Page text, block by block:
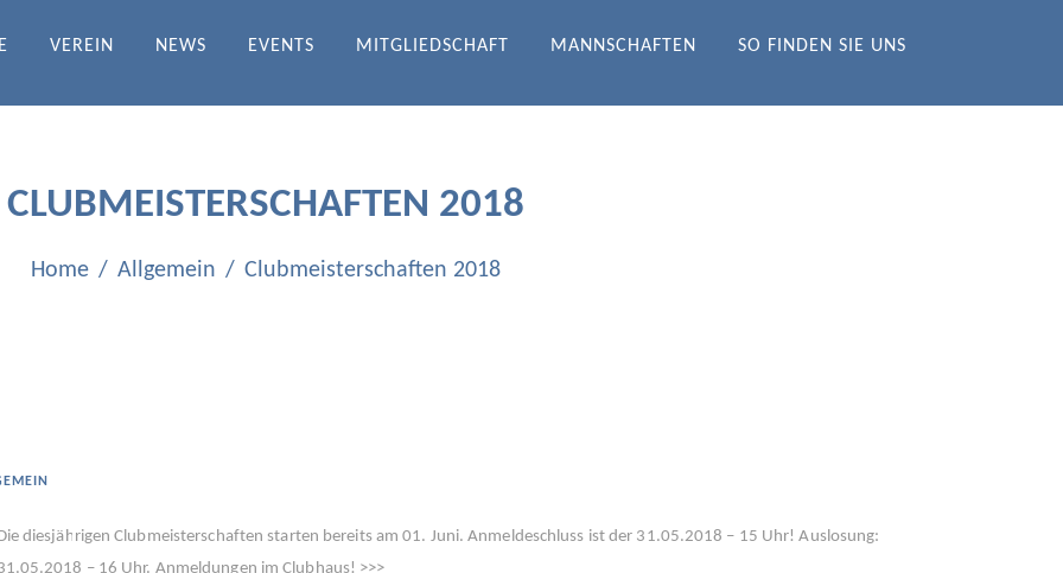
ICHENDORF E.V.
VEREIN NEWS EVENTS MITGLIEDSCHAFT MANNSCHAFTEN SO FINDEN SIE UNS
CLUBMEISTERSCHAFTEN 2018
Home Allgemein Clubmeisterschaften 2018
diesjährigen Clubmeisterschaften starten bereits am 01. Juni. Anmeldeschluss ist der 31.05.2018 – 15 Uhr! Auslosung:
– 16 Uhr. Anmeldungen im Clubhaus! >>>